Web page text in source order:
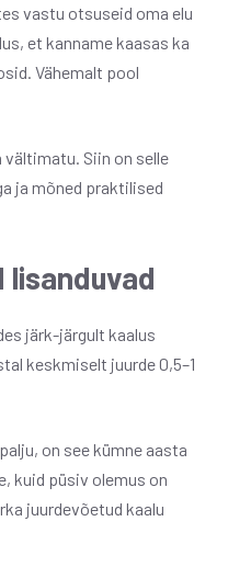
vastu otsuseid oma elu
et kanname kaasas ka
Vähemalt pool
vältimatu. Siin on selle
ja mõned praktilised
lisanduvad
järk-järgult kaalus
keskmiselt juurde 0,5–1
on see kümne aasta
kuid püsiv olemus on
juurdevõetud kaalu